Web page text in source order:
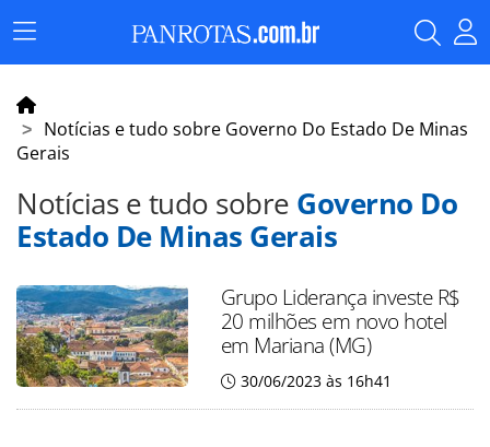
Menu
Principal
Notícias e tudo sobre Governo Do Estado De Minas
Gerais
Notícias e tudo sobre Governo Do
Estado De Minas Gerais
Grupo Liderança investe R$
20 milhões em novo hotel
em Mariana (MG)
30/06/2023 às 16h41